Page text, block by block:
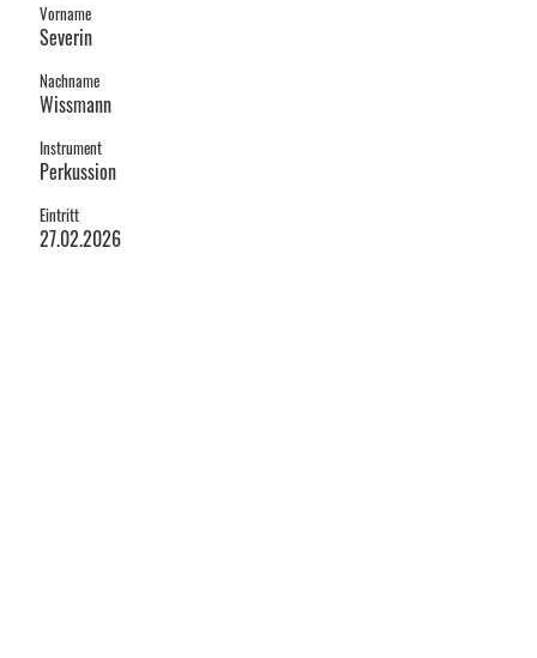
Vorname
Severin
Nachname
Wissmann
Instrument
Perkussion
Eintritt
27.02.2026